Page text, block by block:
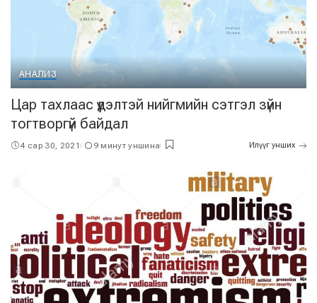
АНАЛИЗ
Цар тахлаас үүдэлтэй нийгмийн сэтгэл зүйн
тогтворгүй байдал
4 сар 30, 2021 9 минут уншина Илүүг унших